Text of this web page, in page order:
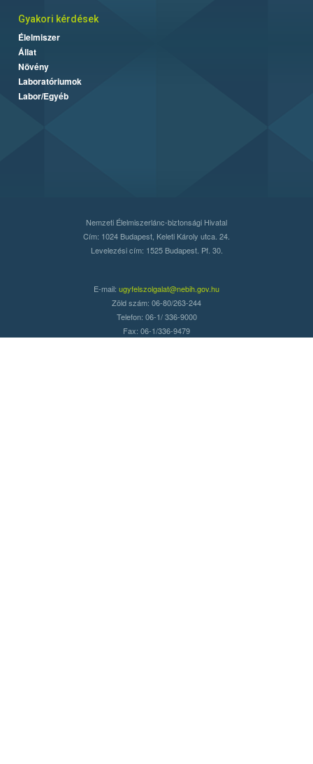
Gyakori kérdések
Élelmiszer
Állat
Növény
Laboratóriumok
Labor/Egyéb
Nemzeti Élelmiszerlánc-biztonsági Hivatal
Cím: 1024 Budapest, Keleti Károly utca. 24.
Levelezési cím: 1525 Budapest. Pf. 30.
E-mail: ugyfelszolgalat@nebih.gov.hu
Zöld szám: 06-80/263-244
Telefon: 06-1/ 336-9000
Fax: 06-1/336-9479